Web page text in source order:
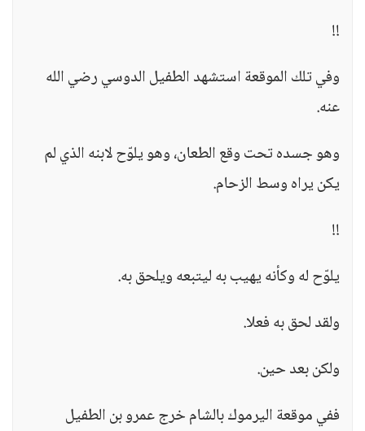
!!
وفي تلك الموقعة استشهد الطفيل الدوسي رضي الله
عنه.
وهو جسده تحت وقع الطعان، وهو يلوّح لابنه الذي لم
يكن يراه وسط الزحام.
!!
يلوّح له وكأنه يهيب به ليتبعه ويلحق به.
ولقد لحق به فعلا.
ولكن بعد حين.
ففي موقعة اليرموك بالشام خرج عمرو بن الطفيل